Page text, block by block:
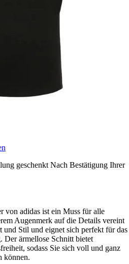
geschenkt Nach Bestätigung Ihrer
von adidas ist ein Muss für alle
Augenmerk auf die Details vereint
Stil und eignet sich perfekt für das
Der ärmellose Schnitt bietet
sodass Sie sich voll und ganz
können.